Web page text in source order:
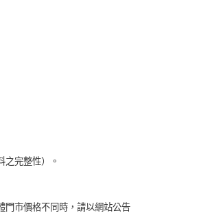
之完整性）。
門市價格不同時，請以網站公告